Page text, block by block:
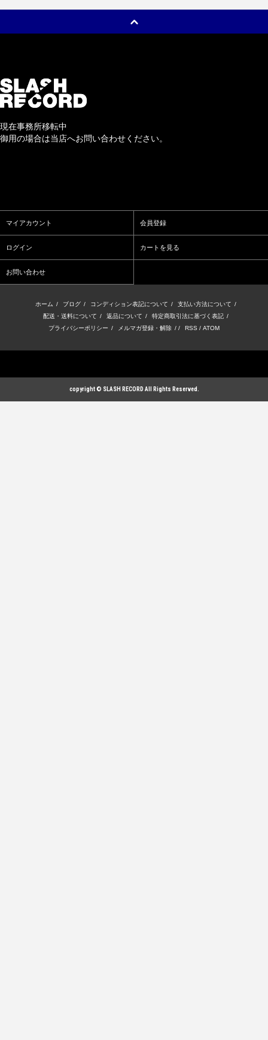
現在事務所移転中
御用の場合は当店へお問い合わせください。
マイアカウント 会員登録
ログイン カートを見る
お問い合わせ
ホーム / ブログ / コンディション表記について / 支払い方法について /
配送・送料について / 返品について / 特定商取引法に基づく表記 /
プライバシーポリシー / メルマガ登録・解除 / / RSS / ATOM
copyright © SLASH RECORD All Rights Reserved.